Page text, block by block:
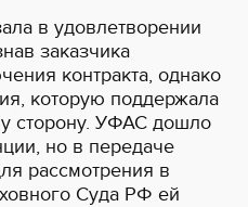
в удовлетворении
заказчика
контракта, однако
которую поддержала
сторону. УФАС дошло
но в передаче
рассмотрения в
Суда РФ ей